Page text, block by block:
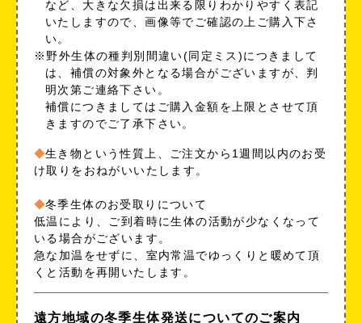
など、大きな欠損は出来る限りわかりやすく表記
いたしますので、画像等でご確認の上ご購入下さ
い。
※野外生体の種判別間違い(同定ミス)につきまして
は、補償の対象外となる場合がございますが、判
明次第ご連絡下さい。
補償につきましてはご購入金額を上限とさせて頂
きますのでご了承下さい。
生き物という性質上、ご注文から1週間以内のお受
け取りをおねがいいたします。
冬季生体のお受取りについて
低温により、ご到着時に生体の活動が少なくなって
いる場合がございます。
急な加温をせずに、室内常温でゆっくりと暖めて頂
くと活動を再開いたします。
遠方地域の冬季生体発送についてのご案内